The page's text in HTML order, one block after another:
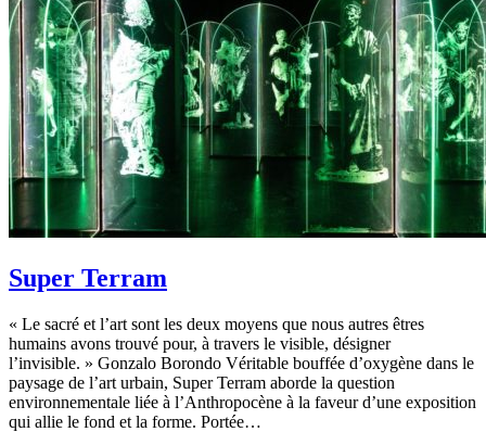
Super Terram
« Le sacré et l’art sont les deux moyens que nous autres êtres
humains avons trouvé pour, à travers le visible, désigner
l’invisible. » Gonzalo Borondo Véritable bouffée d’oxygène dans le
paysage de l’art urbain, Super Terram aborde la question
environnementale liée à l’Anthropocène à la faveur d’une exposition
qui allie le fond et la forme. Portée…